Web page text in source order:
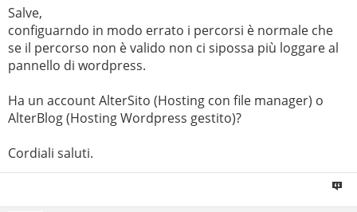
Salve,
configuarndo in modo errato i percorsi è normale che
se il percorso non è valido non ci sipossa più loggare al
pannello di wordpress.
Ha un account AlterSito (Hosting con file manager) o
AlterBlog (Hosting Wordpress gestito)?
Cordiali saluti.